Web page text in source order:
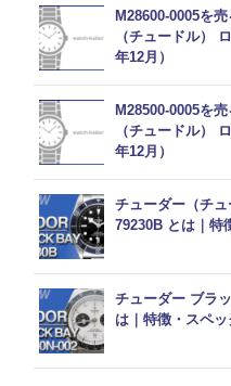
M28600-0005を
（チュードル）
年12月）
M28500-0005を
（チュードル）
年12月）
チューダー（チ
79230B とは｜特
チューダー ブラ
は｜特徴・スペ